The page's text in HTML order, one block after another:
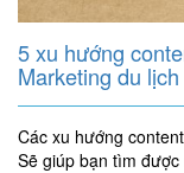
5 xu hướng
Marketing du lịch
Các xu hướng
Sẽ giúp bạn tìm